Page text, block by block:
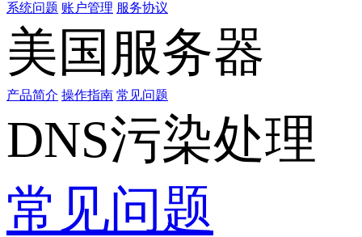
系统问题 账户管理 服务协议
美国服务器
产品简介 操作指南 常见问题
DNS污染处理
常见问题